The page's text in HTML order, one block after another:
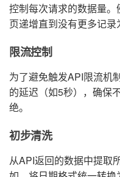
控制每次请求的数据量
页递增直到没有更多记录
限流控制
为了避免触发API限流机
的延迟（如5秒），确保
绝。
初步清洗
从API返回的数据中提取